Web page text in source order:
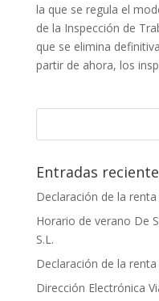
la que se regula el
de la Inspección de
que se elimina
partir de ahora, los
Entradas
Declaración de la renta
Horario de verano De
S.L.
Declaración de la
Dirección Electrónica